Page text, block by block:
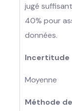
jugé
40% pour
données.
Incertitude
Moyenne
Méthode